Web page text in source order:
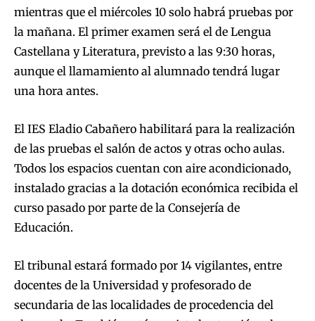
mientras que el miércoles 10 solo habrá pruebas por
la mañana. El primer examen será el de Lengua
Castellana y Literatura, previsto a las 9:30 horas,
aunque el llamamiento al alumnado tendrá lugar
una hora antes.
El IES Eladio Cabañero habilitará para la realización
de las pruebas el salón de actos y otras ocho aulas.
Todos los espacios cuentan con aire acondicionado,
instalado gracias a la dotación económica recibida el
curso pasado por parte de la Consejería de
Educación.
El tribunal estará formado por 14 vigilantes, entre
docentes de la Universidad y profesorado de
secundaria de las localidades de procedencia del